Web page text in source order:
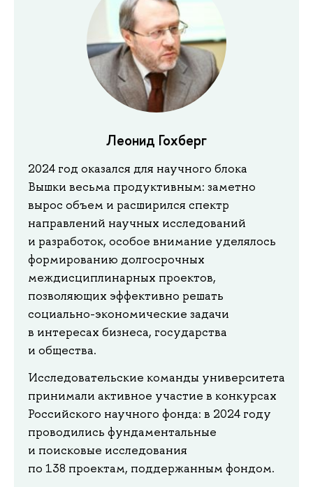
Леонид Гохберг
2024 год оказался для научного блока
Вышки весьма продуктивным: заметно
вырос объем и расширился спектр
направлений научных исследований
и разработок, особое внимание уделялось
формированию долгосрочных
междисциплинарных проектов,
позволяющих эффективно решать
социально-экономические задачи
в интересах бизнеса, государства
и общества.
Исследовательские команды университета
принимали активное участие в конкурсах
Российского научного фонда: в 2024 году
проводились фундаментальные
и поисковые исследования
по 138 проектам, поддержанным фондом.